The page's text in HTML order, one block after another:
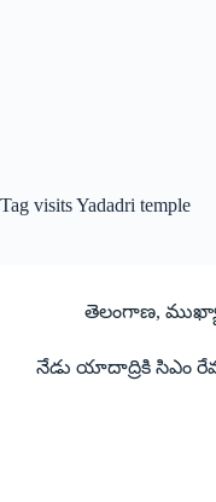
Tag visits Yadadri temple
తెలంగాణ,
నేడు యాదాద్రికి సిఎం